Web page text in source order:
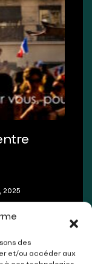
des
et/ou accéder aux
2025